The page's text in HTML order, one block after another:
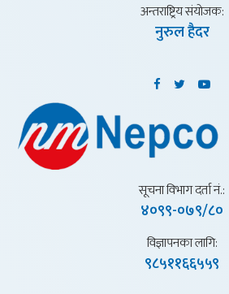
अन्तराष्ट्रिय संयाेजक:
नुरुल हैदर
सूचना विभाग दर्ता नं.:
४०९९-०७९/८०
विज्ञापनका लागि:
९८५११६६५५९